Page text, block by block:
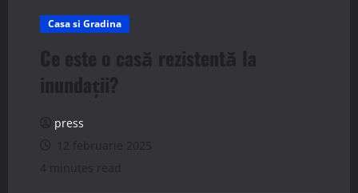
Casa si Gradina
Ce este o casă rezistentă la
inundații?
press
12 februarie 2025
4 minutes read